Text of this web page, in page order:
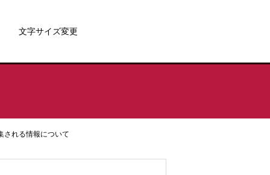
文字サイズ変更
される情報について